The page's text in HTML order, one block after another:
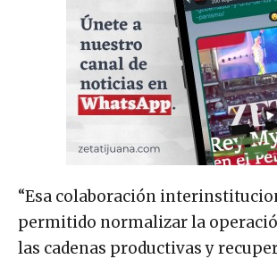
“Esa colaboración
permitido normalizar la
las cadenas productivas y